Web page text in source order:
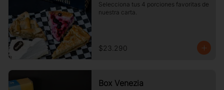
Selecciona tus 4 porciones favoritas de
nuestra carta.
$23.290
Box Venezia